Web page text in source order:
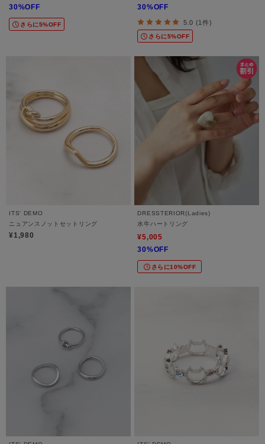
30%OFF
さらに5%OFF
30%OFF
5.0 (1件)
さらに5%OFF
ITS' DEMO
ニュアンスノットセットリング
¥1,980
DRESSTERIOR(Ladies)
水牛ハートリング
¥5,005
30%OFF
さらに10%OFF